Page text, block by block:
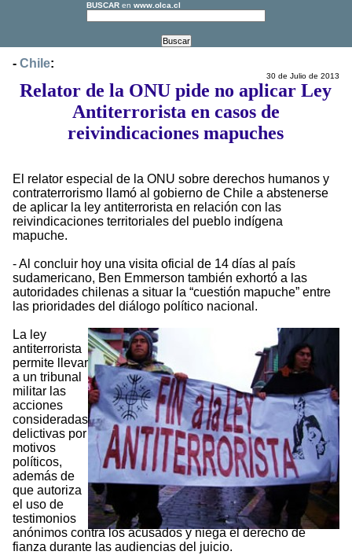
BUSCAR en www.olca.cl
- Chile:
30 de Julio de 2013
Relator de la ONU pide no aplicar Ley
Antiterrorista en casos de
reivindicaciones mapuches
El relator especial de la ONU sobre derechos humanos y
contraterrorismo llamó al gobierno de Chile a abstenerse
de aplicar la ley antiterrorista en relación con las
reivindicaciones territoriales del pueblo indígena
mapuche.
- Al concluir hoy una visita oficial de 14 días al país
sudamericano, Ben Emmerson también exhortó a las
autoridades chilenas a situar la “cuestión mapuche” entre
las prioridades del diálogo político nacional.
La ley
antiterrorista
permite llevar
a un tribunal
militar las
acciones
consideradas
delictivas por
motivos
políticos,
además de
que autoriza
el uso de
testimonios
anónimos contra los acusados y niega el derecho de
fianza durante las audiencias del juicio.